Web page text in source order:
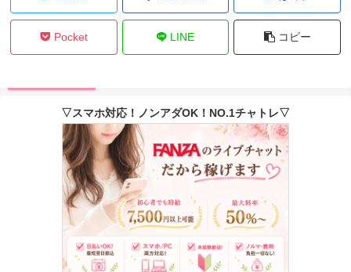
Pocket LINE コピー
▽スマホ対応！ノンアダOK！NO.1チャトレ▽